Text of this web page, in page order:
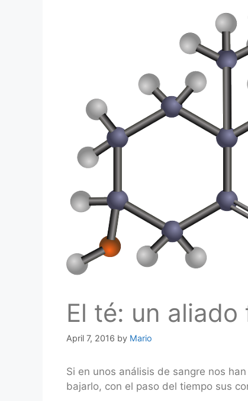
El té: un
April 7, 2016 by Mario
Si en unos análisis de sangre nos
bajarlo, con el paso del tiempo sus